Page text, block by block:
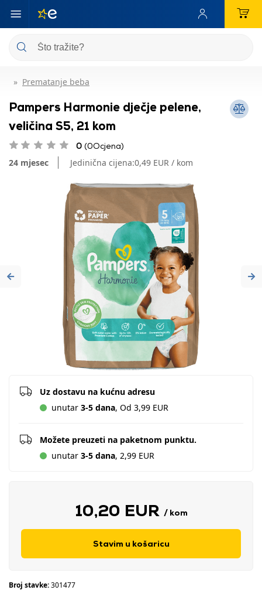
Prematanje beba
Pampers Harmonie dječje pelene,
veličina S5, 21 kom
0 (0Ocjena)
24 mjesec Jedinična cijena:0,49 EUR / kom
Previous
Uz dostavu na kućnu adresu
unutar 3-5 dana, Od 3,99 EUR
Možete preuzeti na paketnom punktu.
unutar 3-5 dana, 2,99 EUR
10,20 EUR / kom
Stavim u košaricu
Broj stavke:301477